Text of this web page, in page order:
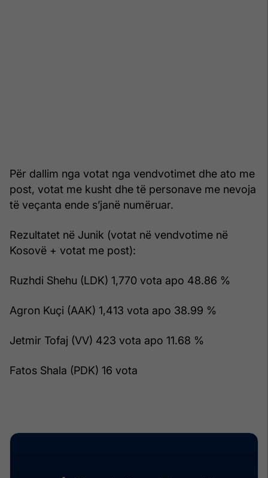
Për dallim nga votat nga vendvotimet dhe ato me
post, votat me kusht dhe të personave me nevoja
të veçanta ende s’janë numëruar.
Rezultatet në Junik (votat në vendvotime në
Kosovë + votat me post):
Ruzhdi Shehu (LDK) 1,770 vota apo 48.86 %
Agron Kuçi (AAK) 1,413 vota apo 38.99 %
Jetmir Tofaj (VV) 423 vota apo 11.68 %
Fatos Shala (PDK) 16 vota